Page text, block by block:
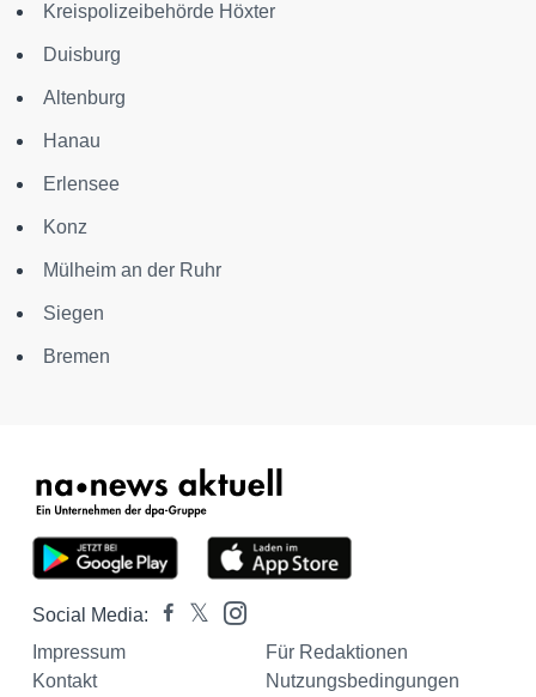
Kreispolizeibehörde Höxter
Duisburg
Altenburg
Hanau
Erlensee
Konz
Mülheim an der Ruhr
Siegen
Bremen
Social Media:
Impressum
Für Redaktionen
Kontakt
Nutzungsbedingungen